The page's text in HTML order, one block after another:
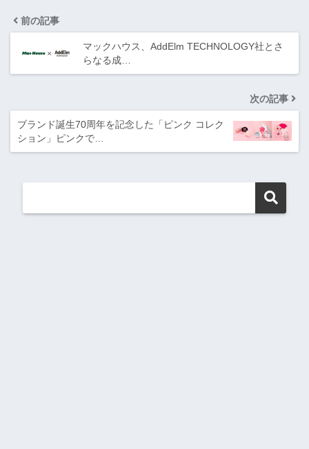
前の記事
マックハウス、AddElm TECHNOLOGY社とさ
らなる成…
次の記事
ブランド誕生70周年を記念した「ピンク コレク
ション」ピンクで…